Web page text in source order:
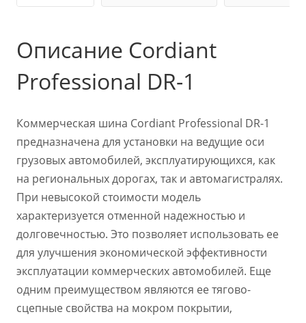
Описание Cordiant
Professional DR-1
Коммерческая шина Cordiant Professional DR-1
предназначена для установки на ведущие оси
грузовых автомобилей, эксплуатирующихся, как
на региональных дорогах, так и автомагистралях.
При невысокой стоимости модель
характеризуется отменной надежностью и
долговечностью. Это позволяет использовать ее
для улучшения экономической эффективности
эксплуатации коммерческих автомобилей. Еще
одним преимуществом являются ее тягово-
сцепные свойства на мокром покрытии,